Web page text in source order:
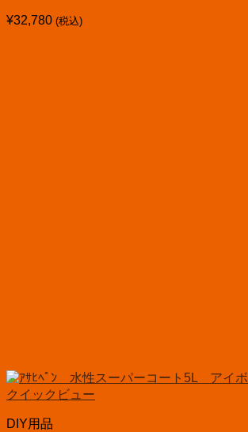
¥32,780 (税込)
クイックビュー
DIY用品